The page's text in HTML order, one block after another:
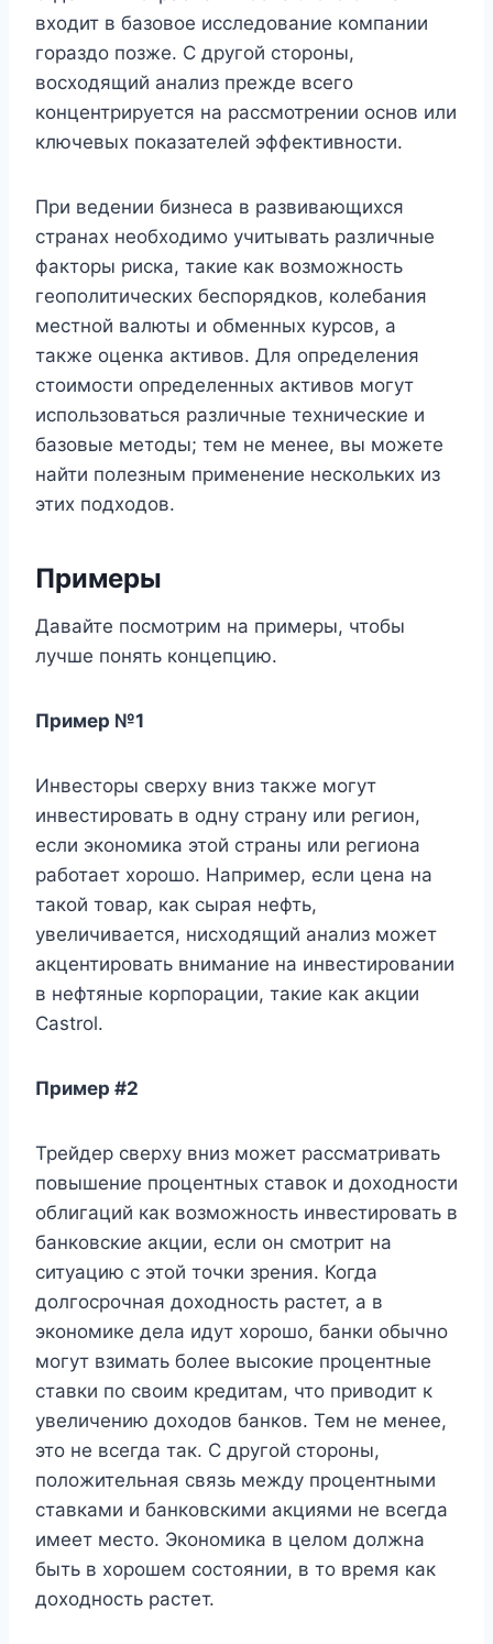
входит в базовое исследование компании
гораздо позже. С другой стороны,
восходящий анализ прежде всего
концентрируется на рассмотрении основ или
ключевых показателей эффективности.
При ведении бизнеса в развивающихся
странах необходимо учитывать различные
факторы риска, такие как возможность
геополитических беспорядков, колебания
местной валюты и обменных курсов, а
также оценка активов. Для определения
стоимости определенных активов могут
использоваться различные технические и
базовые методы; тем не менее, вы можете
найти полезным применение нескольких из
этих подходов.
Примеры
Давайте посмотрим на примеры, чтобы
лучше понять концепцию.
Пример №1
Инвесторы сверху вниз также могут
инвестировать в одну страну или регион,
если экономика этой страны или региона
работает хорошо. Например, если цена на
такой товар, как сырая нефть,
увеличивается, нисходящий анализ может
акцентировать внимание на инвестировании
в нефтяные корпорации, такие как акции
Castrol.
Пример #2
Трейдер сверху вниз может рассматривать
повышение процентных ставок и доходности
облигаций как возможность инвестировать в
банковские акции, если он смотрит на
ситуацию с этой точки зрения. Когда
долгосрочная доходность растет, а в
экономике дела идут хорошо, банки обычно
могут взимать более высокие процентные
ставки по своим кредитам, что приводит к
увеличению доходов банков. Тем не менее,
это не всегда так. С другой стороны,
положительная связь между процентными
ставками и банковскими акциями не всегда
имеет место. Экономика в целом должна
быть в хорошем состоянии, в то время как
доходность растет.